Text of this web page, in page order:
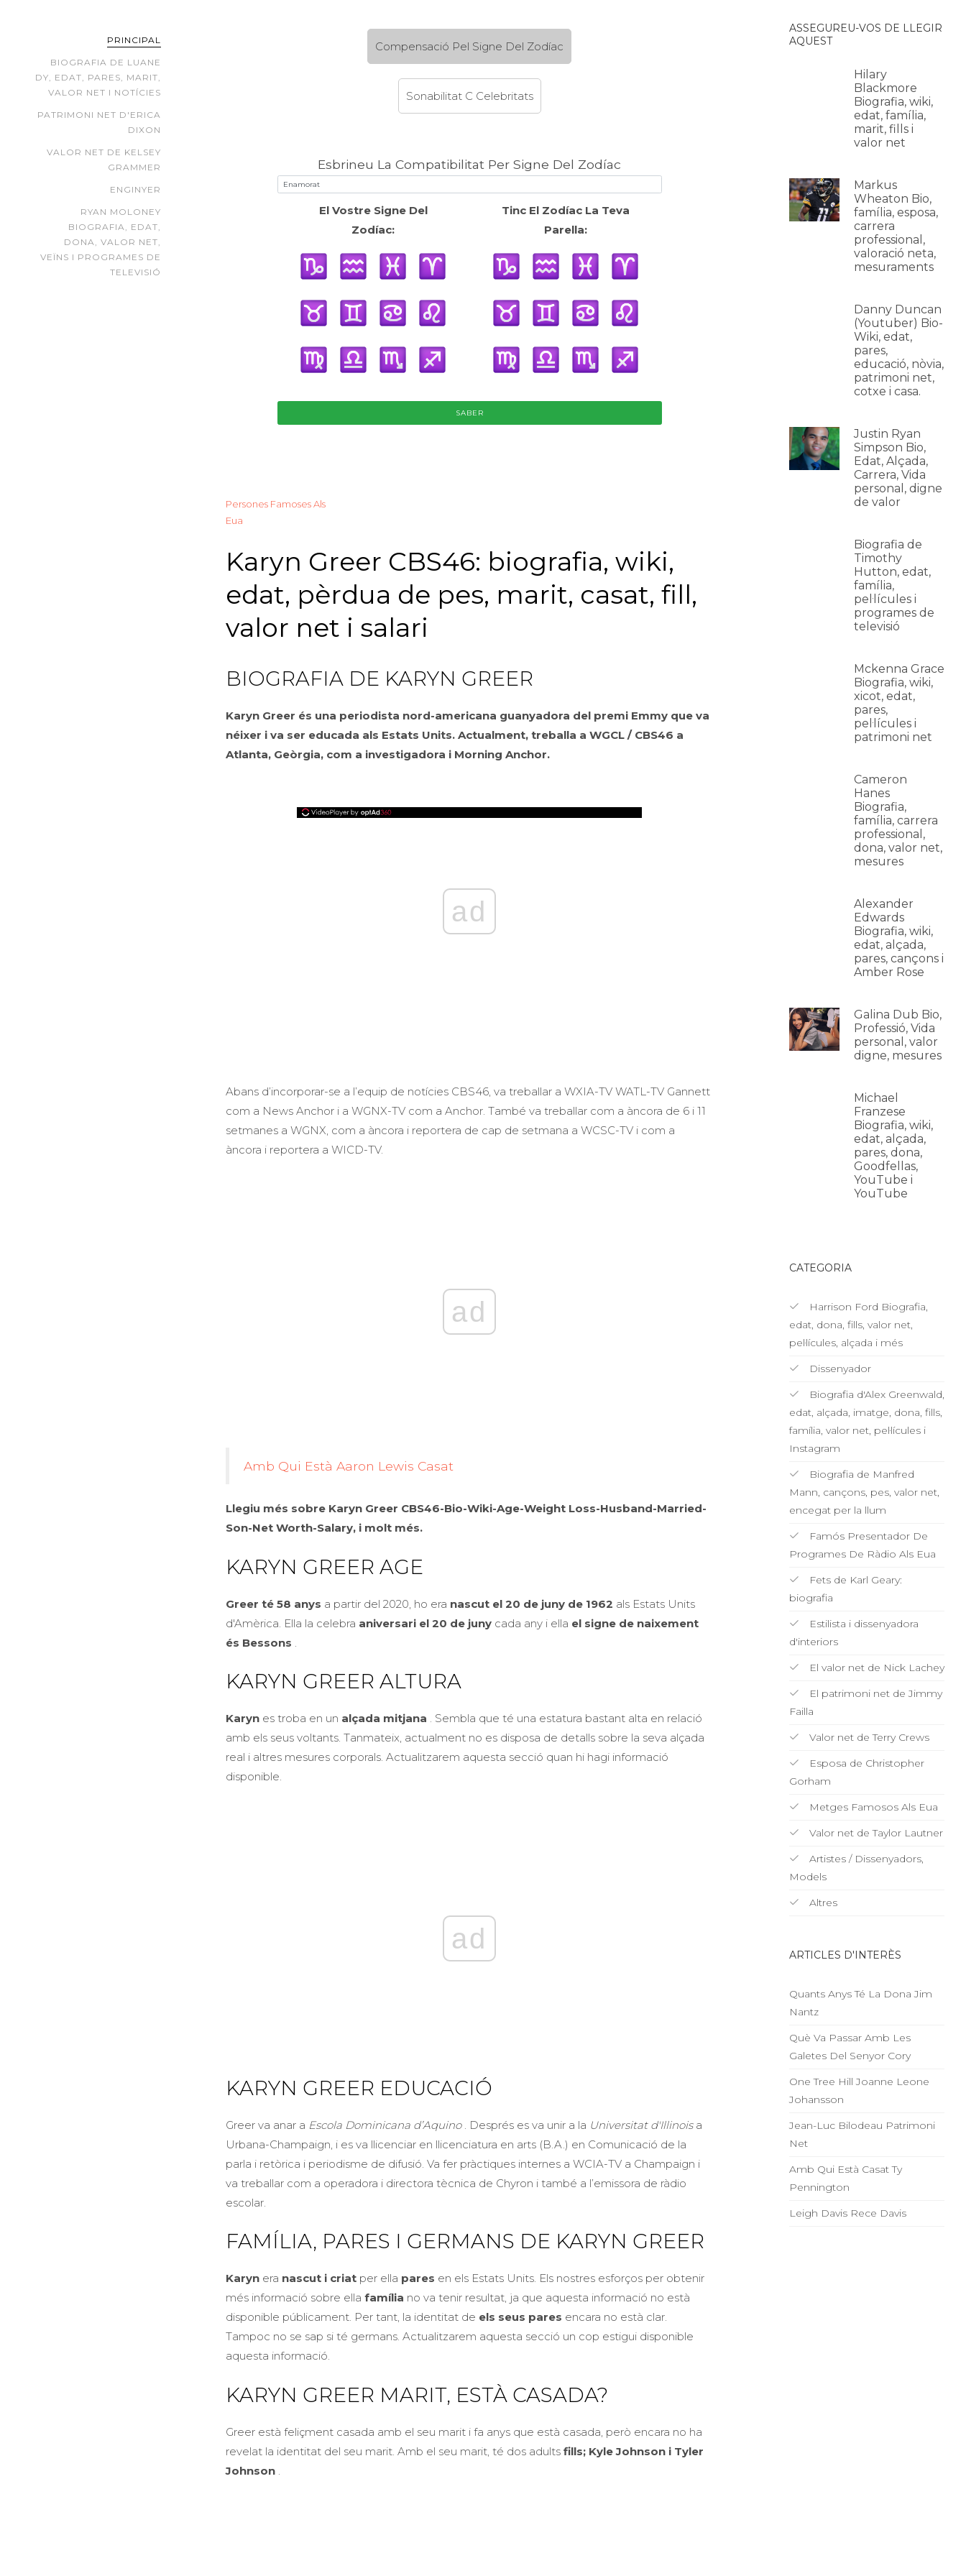
PRINCIPAL
BIOGRAFIA DE LUANE
DY, EDAT, PARES, MARIT,
VALOR NET I NOTÍCIES
PATRIMONI NET D'ERICA
DIXON
VALOR NET DE KELSEY
GRAMMER
ENGINYER
RYAN MOLONEY
BIOGRAFIA, EDAT,
DONA, VALOR NET,
VEÏNS I PROGRAMES DE
TELEVISIÓ
Compensació Pel Signe Del Zodíac
Sonabilitat C Celebritats
Esbrineu La Compatibilitat Per Signe Del Zodíac
El Vostre Signe Del
Zodíac:
Tinc El Zodíac La Teva
Parella:
SABER
Persones Famoses Als
Eua
Karyn Greer CBS46: biografia, wiki,
edat, pèrdua de pes, marit, casat, fill,
valor net i salari
BIOGRAFIA DE KARYN GREER
Karyn Greer és una periodista nord-americana guanyadora del premi Emmy que va
néixer i va ser educada als Estats Units. Actualment, treballa a WGCL / CBS46 a
Atlanta, Geòrgia, com a investigadora i Morning Anchor.
ad
Abans d’incorporar-se a l’equip de notícies CBS46, va treballar a WXIA-TV WATL-TV Gannett
com a News Anchor i a WGNX-TV com a Anchor. També va treballar com a àncora de 6 i 11
setmanes a WGNX, com a àncora i reportera de cap de setmana a WCSC-TV i com a
àncora i reportera a WICD-TV.
ad
Amb Qui Està Aaron Lewis Casat
Llegiu més sobre Karyn Greer CBS46-Bio-Wiki-Age-Weight Loss-Husband-Married-
Son-Net Worth-Salary, i molt més.
KARYN GREER AGE
Greer té 58 anys a partir del 2020, ho era nascut el 20 de juny de 1962 als Estats Units
d'Amèrica. Ella la celebra aniversari el 20 de junycada any i ella el signe de naixement
és Bessons
KARYN GREER ALTURA
Karynes troba en un alçada mitjana . Sembla que té una estatura bastant alta en relació
amb els seus voltants. Tanmateix, actualment no es disposa de detalls sobre la seva alçada
real i altres mesures corporals. Actualitzarem aquesta secció quan hi hagi informació
disponible.
ad
KARYN GREER EDUCACIÓ
Greer va anar a Escola Dominicana d’Aquino. Després es va unir a la Universitat d'Illinoisa
Urbana-Champaign, i es va llicenciar en llicenciatura en arts (B.A.) en Comunicació de la
parla i retòrica i periodisme de difusió. Va fer pràctiques internes a WCIA-TV a Champaign i
va treballar com a operadora i directora tècnica de Chyron i també a l’emissora de ràdio
escolar.
FAMÍLIA, PARES I GERMANS DE KARYN GREER
Karynera nascut i criatper ella pares en els Estats Units. Els nostres esforços per obtenir
més informació sobre ella família no va tenir resultat, ja que aquesta informació no està
disponible públicament. Per tant, la identitat de els seus pares encara no està clar.
Tampoc no se sap si té germans. Actualitzarem aquesta secció un cop estigui disponible
aquesta informació.
KARYN GREER MARIT, ESTÀ CASADA?
Greer està feliçment casada amb el seu marit i fa anys que està casada, però encara no ha
revelat la identitat del seu marit. Amb el seu marit, té dos adults fills; Kyle Johnson i Tyler
Johnson.
ASSEGUREU-VOS DE LLEGIR
AQUEST
Hilary
Blackmore
Biografia, wiki,
edat, família,
marit, fills i
valor net
Markus
Wheaton Bio,
família, esposa,
carrera
professional,
valoració neta,
mesuraments
Danny Duncan
(Youtuber) Bio-
Wiki, edat,
pares,
educació, nòvia,
patrimoni net,
cotxe i casa.
Justin Ryan
Simpson Bio,
Edat, Alçada,
Carrera, Vida
personal, digne
de valor
Biografia de
Timothy
Hutton, edat,
família,
pel·lícules i
programes de
televisió
Mckenna Grace
Biografia, wiki,
xicot, edat,
pares,
pel·lícules i
patrimoni net
Cameron
Hanes
Biografia,
família, carrera
professional,
dona, valor net,
mesures
Alexander
Edwards
Biografia, wiki,
edat, alçada,
pares, cançons i
Amber Rose
Galina Dub Bio,
Professió, Vida
personal, valor
digne, mesures
Michael
Franzese
Biografia, wiki,
edat, alçada,
pares, dona,
Goodfellas,
YouTube i
YouTube
CATEGORIA
Harrison Ford Biografia,
edat, dona, fills, valor net,
pel·lícules, alçada i més
Dissenyador
Biografia d'Alex Greenwald,
edat, alçada, imatge, dona, fills,
família, valor net, pel·lícules i
Instagram
Biografia de Manfred
Mann, cançons, pes, valor net,
encegat per la llum
Famós Presentador De
Programes De Ràdio Als Eua
Fets de Karl Geary:
biografia
Estilista i dissenyadora
d'interiors
El valor net de Nick Lachey
El patrimoni net de Jimmy
Failla
Valor net de Terry Crews
Esposa de Christopher
Gorham
Metges Famosos Als Eua
Valor net de Taylor Lautner
Artistes / Dissenyadors,
Models
Altres
ARTICLES D'INTERÈS
Quants Anys Té La Dona Jim
Nantz
Què Va Passar Amb Les
Galetes Del Senyor Cory
One Tree Hill Joanne Leone
Johansson
Jean-Luc Bilodeau Patrimoni
Net
Amb Qui Està Casat Ty
Pennington
Leigh Davis Rece Davis